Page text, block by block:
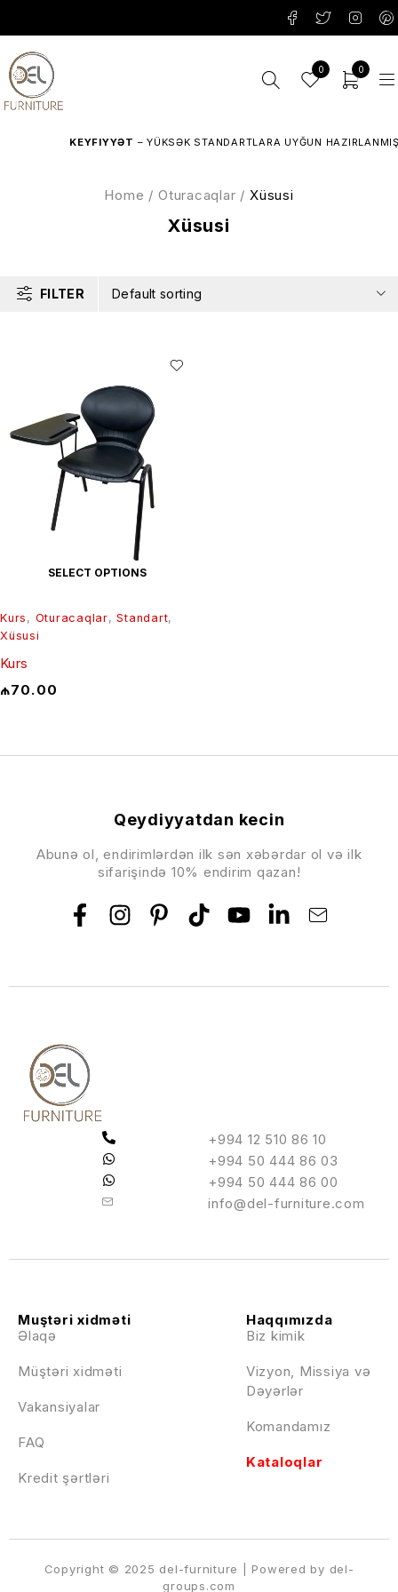
0 0
KEYFIYYƏT– YÜKSƏK STANDARTLARA UYĞUN HAZIRLANMIŞ
Xüsusi
Home / Oturacaqlar / Xüsusi
FILTER Default sorting
SELECT OPTIONS
Kurs , Oturacaqlar,Standart,
Xüsusi
Kurs
₼70.00
+994 12 510 86 10
+994 50 444 86 03
+994 50 444 86 00
info@del-furniture.com
Haqqımızda
Biz kimik
Vizyon, Missiya və
Dəyərlər
Komandamız
Kataloqlar
Muştəri xidməti
Əlaqə
Müştəri xidməti
Vakansiyalar
FAQ
Kredit şərtləri
Qeydiyyatdan kecin
Abunə ol, endirimlərdən ilk sən xəbərdar ol və ilk
sifarişində 10% endirim qazan!
Copyright © 2025 del-furniture | Powered by del-
groups.com